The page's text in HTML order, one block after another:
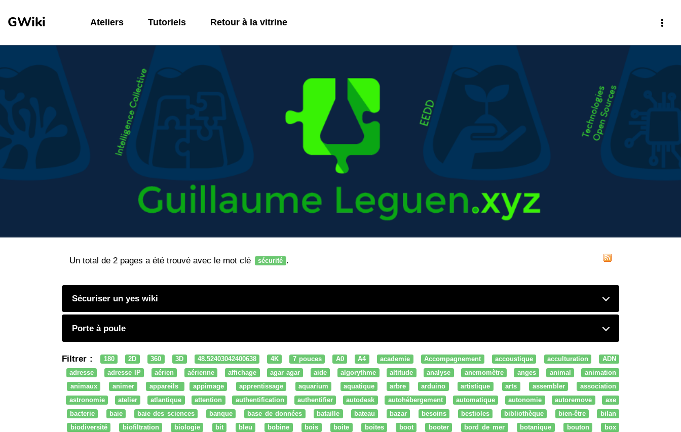
GWiki Ateliers Tutoriels Retour à la vitrine
Un total de 2 pages a été trouvé avec le mot clé sécurité .
Sécuriser un yes wiki
Porte à poule
Filtrer : 180 2D 360 3D 48.52403042400638 4K 7 pouces A0 A4 academie Accompagnement accoustique acculturation
ADN
adresse
adresse IP aérien aérienne affichage agar agar aide algorythme altitude analyse anemomètre anges animal
animation
animaux
animer appareils appimage apprentissage aquarium aquatique arbre arduino artistique arts assembler
association
astronomie
atelier atlantique attention authentification authentifier autodesk autohébergement automatique autonomie autoremove
axe
bacterie
baie baie des sciences banque base de données bataille bateau bazar besoins bestioles bibliothèque bien-être
bilan
biodiversité
biofiltration biologie bit bleu bobine bois boite boites boot booter bord de mer botanique bouton
box